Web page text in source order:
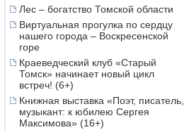
Лес – богатство Томской области
Виртуальная прогулка по сердцу
нашего города – Воскресенской
горе
Краеведческий клуб «Старый
Томск» начинает новый цикл
встреч! (6+)
Книжная выставка «Поэт, писатель,
музыкант: к юбилею Сергея
Максимова» (16+)